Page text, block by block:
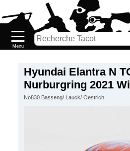
Hyundai Elantra N
Nurburgring 2021
No830 Basseng/ Lauck/ Oestrich
Nouveautés
Catalogue/Stock
PETITS